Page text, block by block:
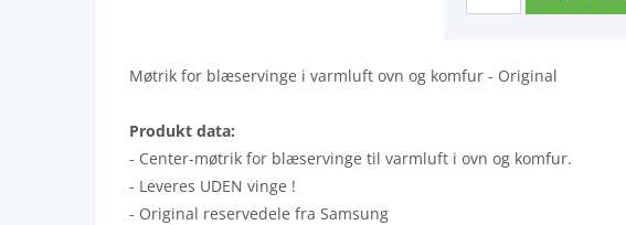
Møtrik for blæservinge i varmluft ovn og komfur - Original
Produkt data:
- Center-møtrik for blæservinge til varmluft i ovn og komfur.
- Leveres UDEN vinge !
- Original reservedele fra Samsung